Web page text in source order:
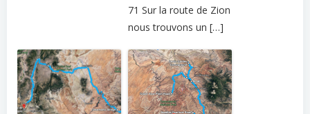
71 Sur la route de Zion
nous trouvons un […]